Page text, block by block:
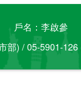
名：李啟參
部) / 05-5901-